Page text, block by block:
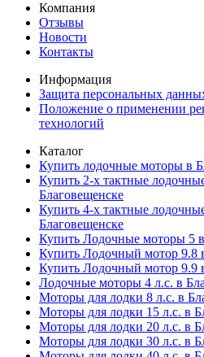
Компания
Отзывы
Новости
Контакты
Информация
Защита персональных
Положение о применении
технологий
Каталог
Купить лодочные моторы в
Купить 2-х тактные
Благовещенске
Купить 4-х тактные
Благовещенске
Купить Лодочные моторы 5
Купить Лодочный мотор 9.8
Купить Лодочный мотор 9.9
Лодочные моторы 4 л.с. в
Моторы для лодки 8 л.с. в
Моторы для лодки 15 л.с. в
Моторы для лодки 20 л.с. в
Моторы для лодки 30 л.с. в